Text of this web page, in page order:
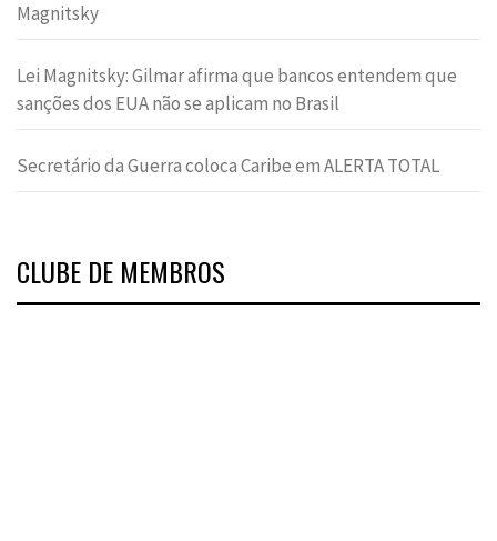
Magnitsky
Lei Magnitsky: Gilmar afirma que bancos entendem que
sanções dos EUA não se aplicam no Brasil
Secretário da Guerra coloca Caribe em ALERTA TOTAL
CLUBE DE MEMBROS